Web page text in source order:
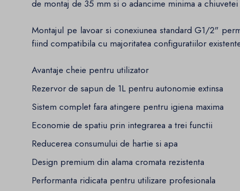
de montaj de 35 mm si o adancime minima a
Montajul pe lavoar si conexiunea standard G1/2"
fiind compatibila cu majoritatea configuratiilor
Avantaje cheie pentru utilizator
Rezervor de sapun de 1L pentru autonomie extinsa
Sistem complet fara atingere pentru igiena maxima
Economie de spatiu prin integrarea a trei functii
Reducerea consumului de hartie si apa
Design premium din alama cromata rezistenta
Performanta ridicata pentru utilizare profesionala